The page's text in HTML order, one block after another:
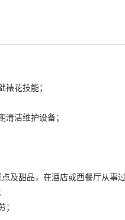
裱花技能；
清洁维护设备；
及甜品，在酒店或西餐厅从事
；